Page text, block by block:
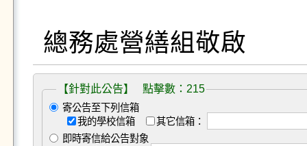
【針對此公告】 點擊數：215
寄公告至下列信箱
我的學校信箱
其它信箱：
即時寄信給公告對象